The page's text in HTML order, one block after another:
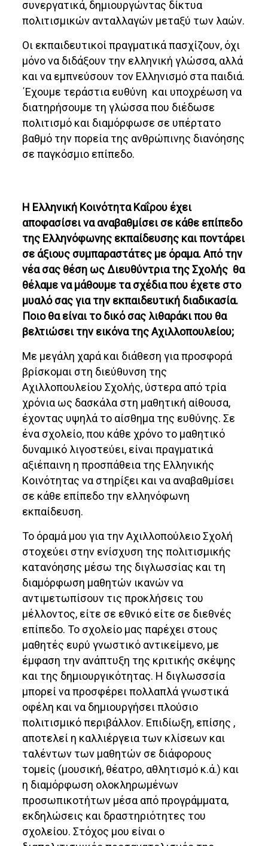
συνεργατικά, δημιουργώντας δίκτυα
πολιτισμικών ανταλλαγών μεταξύ των λαών.
Οι εκπαιδευτικοί πραγματικά πασχίζουν, όχι
μόνο να διδάξουν την ελληνική γλώσσα, αλλά
και να εμπνεύσουν τον Ελληνισμό στα παιδιά.
΄Εχουμε τεράστια ευθύνη και υποχρέωση να
διατηρήσουμε τη γλώσσα που διέδωσε
πολιτισμό και διαμόρφωσε σε υπέρτατο
βαθμό την πορεία της ανθρώπινης διανόησης
σε παγκόσμιο επίπεδο.
Η Ελληνική Κοινότητα Καΐρου έχει
αποφασίσει να αναβαθμίσει σε κάθε επίπεδο
της Ελληνόφωνης εκπαίδευσης και ποντάρει
σε άξιους συμπαραστάτες με όραμα. Από την
νέα σας θέση ως Διευθύντρια της Σχολής θα
θέλαμε να μάθουμε τα σχέδια που έχετε στο
μυαλό σας για την εκπαιδευτική διαδικασία.
Ποιο θα είναι το δικό σας λιθαράκι που θα
βελτιώσει την εικόνα της Αχιλλοπουλείου;
Με μεγάλη χαρά και διάθεση για προσφορά
βρίσκομαι στη διεύθυνση της
Αχιλλοπουλείου Σχολής, ύστερα από τρία
χρόνια ως δασκάλα στη μαθητική αίθουσα,
έχοντας υψηλά το αίσθημα της ευθύνης. Σε
ένα σχολείο, που κάθε χρόνο το μαθητικό
δυναμικό λιγοστεύει, είναι πραγματικά
αξιέπαινη η προσπάθεια της Ελληνικής
Κοινότητας να στηρίξει και να αναβαθμίσει
σε κάθε επίπεδο την ελληνόφωνη
εκπαίδευση.
Το όραμά μου για την Αχιλλοπούλειο Σχολή
στοχεύει στην ενίσχυση της πολιτισμικής
κατανόησης μέσω της διγλωσσίας και τη
διαμόρφωση μαθητών ικανών να
αντιμετωπίσουν τις προκλήσεις του
μέλλοντος, είτε σε εθνικό είτε σε διεθνές
επίπεδο. Το σχολείο μας παρέχει στους
μαθητές ευρύ γνωστικό αντικείμενο, με
έμφαση την ανάπτυξη της κριτικής σκέψης
και της δημιουργικότητας. Η διγλωσσσία
μπορεί να προσφέρει πολλαπλά γνωστικά
οφέλη και να δημιουργήσει πλούσιο
πολιτισμικό περιβάλλον. Επιδίωξη, επίσης ,
αποτελεί η καλλιέργεια των κλίσεων και
ταλέντων των μαθητών σε διάφορους
τομείς (μουσική, θέατρο, αθλητισμό κ.ά.) και
η διαμόρφωση ολοκληρωμένων
προσωπικοτήτων μέσα από προγράμματα,
εκδηλώσεις και δραστηριότητες του
σχολείου. Στόχος μου είναι ο